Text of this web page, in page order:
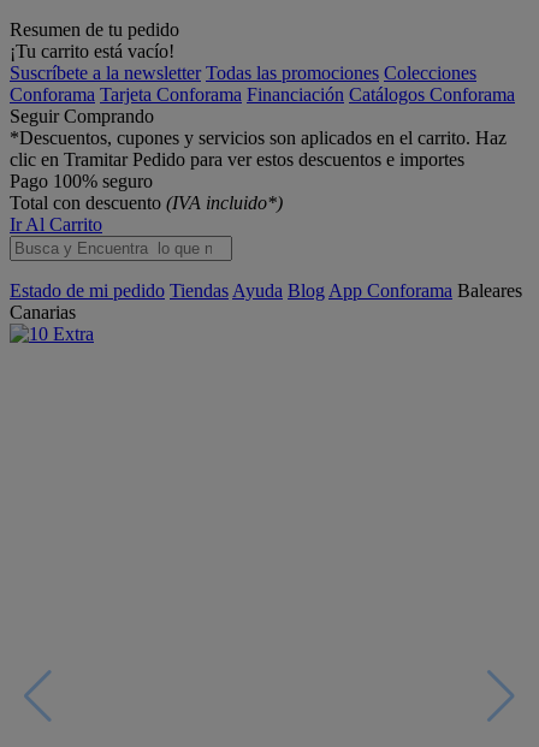
Resumen de tu pedido
¡Tu carrito está vacío!
Suscríbete a la newsletter Todas las promociones Colecciones
Conforama Tarjeta Conforama Financiación Catálogos Conforama
Seguir Comprando
*Descuentos, cupones y servicios son aplicados en el carrito. Haz
clic en Tramitar Pedido para ver estos descuentos e importes
Pago 100% seguro
Total con descuento (IVA incluido*)
Ir Al Carrito
Estado de mi pedido Tiendas Ayuda Blog App Conforama Baleares
Canarias